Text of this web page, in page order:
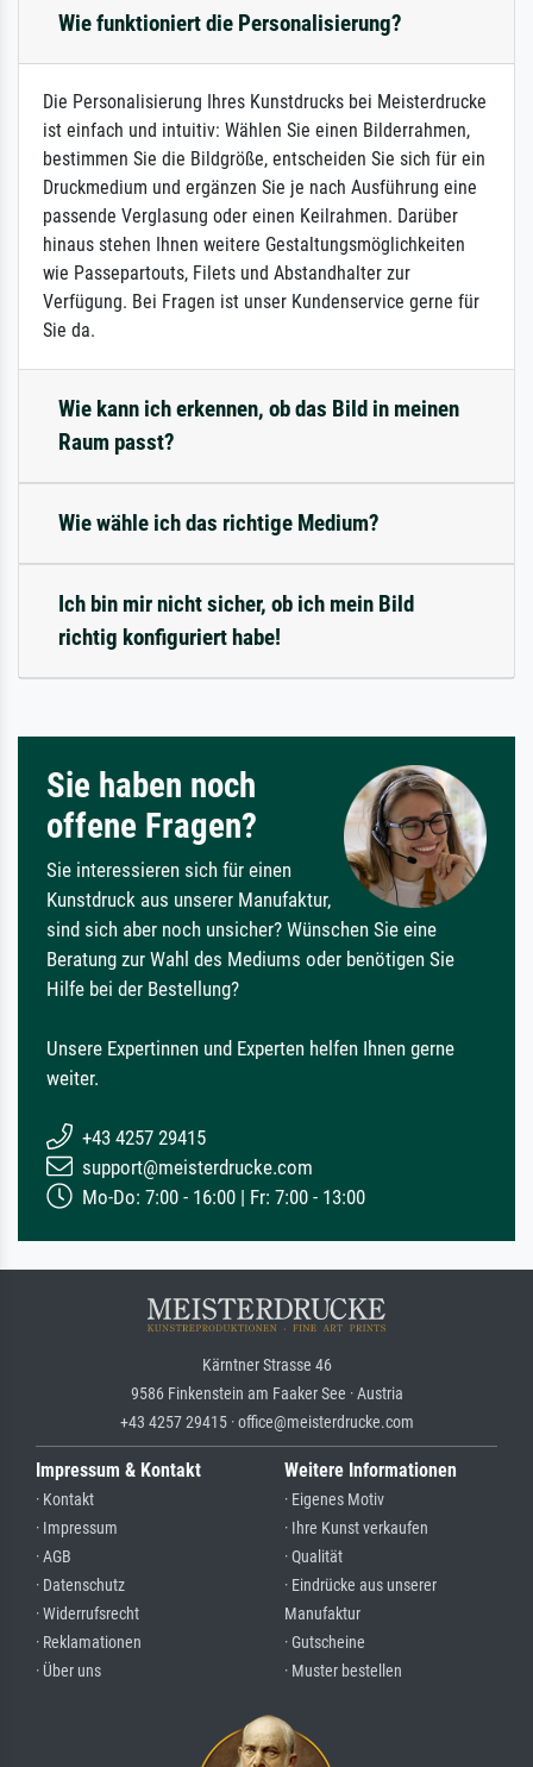
Wie funktioniert die Personalisierung?
Die Personalisierung Ihres Kunstdrucks bei Meisterdrucke
ist einfach und intuitiv: Wählen Sie einen Bilderrahmen,
bestimmen Sie die Bildgröße, entscheiden Sie sich für ein
Druckmedium und ergänzen Sie je nach Ausführung eine
passende Verglasung oder einen Keilrahmen. Darüber
hinaus stehen Ihnen weitere Gestaltungsmöglichkeiten
wie Passepartouts, Filets und Abstandhalter zur
Verfügung. Bei Fragen ist unser Kundenservice gerne für
Sie da.
Wie kann ich erkennen, ob das Bild in meinen
Raum passt?
Wie wähle ich das richtige Medium?
Ich bin mir nicht sicher, ob ich mein Bild
richtig konfiguriert habe!
Sie haben noch
offene Fragen?
Sie interessieren sich für einen
Kunstdruck aus unserer Manufaktur,
sind sich aber noch unsicher? Wünschen Sie eine
Beratung zur Wahl des Mediums oder benötigen Sie
Hilfe bei der Bestellung?
Unsere Expertinnen und Experten helfen Ihnen gerne
weiter.
+43 4257 29415
support@meisterdrucke.com
Mo-Do: 7:00 - 16:00 | Fr: 7:00 - 13:00
Kärntner Strasse 46
9586 Finkenstein am Faaker See · Austria
+43 4257 29415 · office@meisterdrucke.com
Impressum & Kontakt
· Kontakt
· Impressum
· AGB
· Datenschutz
· Widerrufsrecht
· Reklamationen
· Über uns
Weitere Informationen
· Eigenes Motiv
· Ihre Kunst verkaufen
· Qualität
· Eindrücke aus unserer
Manufaktur
· Gutscheine
· Muster bestellen